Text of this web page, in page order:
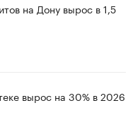
на Дону вырос в 1,5
вырос на 30% в 2026